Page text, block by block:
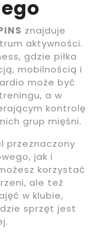
znajduje
aktywności.
gdzie piłka
mobilnością i
może być
a w
kontrolę
grup mięśni.
przeznaczony
jak i
korzystać
ale też
w klubie,
sprzęt jest